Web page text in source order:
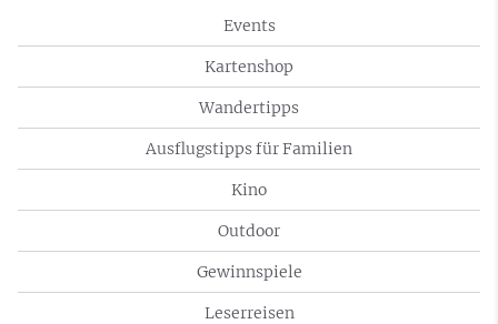
Events
Kartenshop
Wandertipps
Ausflugstipps für Familien
Kino
Outdoor
Gewinnspiele
Leserreisen